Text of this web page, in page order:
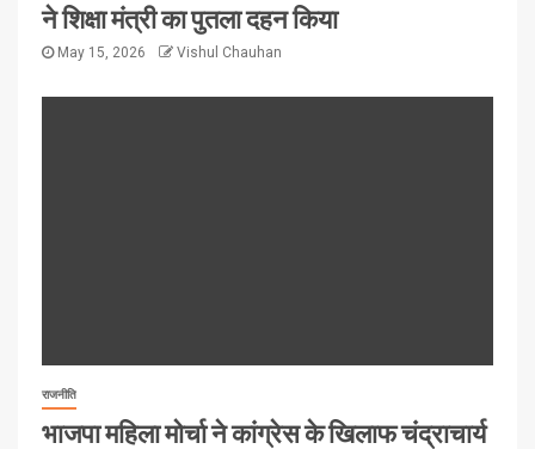
ने शिक्षा मंत्री का पुतला दहन किया
May 15, 2026 Vishul Chauhan
राजनीति
भाजपा महिला मोर्चा ने कांग्रेस के खिलाफ चंद्राचार्य